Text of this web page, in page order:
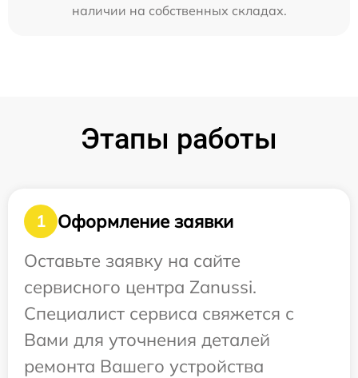
наличии на собственных складах.
Этапы работы
1
Оформление заявки
Оставьте заявку на сайте
сервисного центра Zanussi.
Специалист сервиса свяжется с
Вами для уточнения деталей
ремонта Вашего устройства